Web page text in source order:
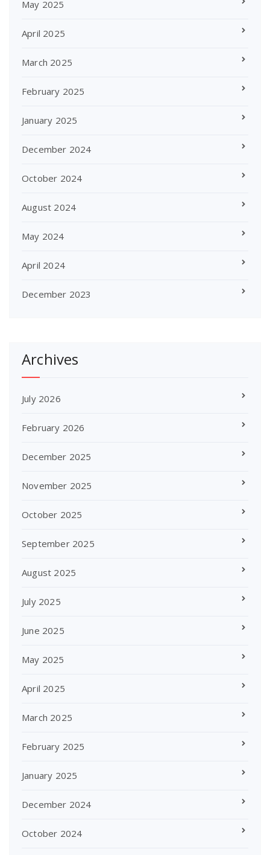
May 2025
April 2025
March 2025
February 2025
January 2025
December 2024
October 2024
August 2024
May 2024
April 2024
December 2023
Archives
July 2026
February 2026
December 2025
November 2025
October 2025
September 2025
August 2025
July 2025
June 2025
May 2025
April 2025
March 2025
February 2025
January 2025
December 2024
October 2024